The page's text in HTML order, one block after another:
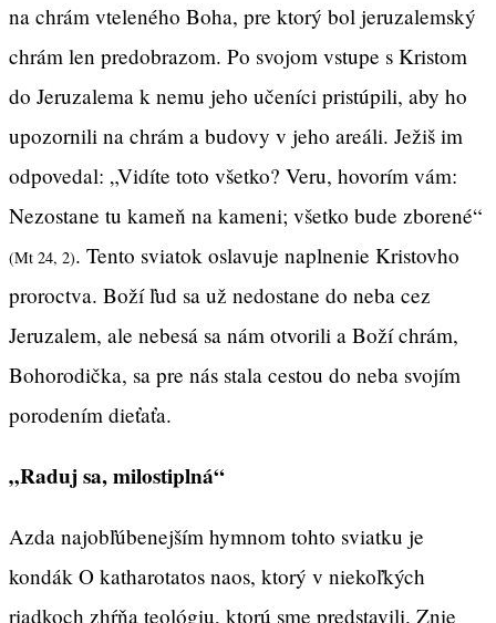
na chrám vteleného Boha, pre ktorý bol jeruzalemský
chrám len predobrazom. Po svojom vstupe s Kristom
do Jeruzalema k nemu jeho učeníci pristúpili, aby ho
upozornili na chrám a budovy v jeho areáli. Ježiš im
odpovedal: „Vidíte toto všetko? Veru, hovorím vám:
Nezostane tu kameň na kameni; všetko bude zborené“
(Mt 24, 2). Tento sviatok oslavuje naplnenie Kristovho
proroctva. Boží ľud sa už nedostane do neba cez
Jeruzalem, ale nebesá sa nám otvorili a Boží chrám,
Bohorodička, sa pre nás stala cestou do neba svojím
porodením dieťaťa.
„Raduj sa, milostiplná“
Azda najobľúbenejším hymnom tohto sviatku je
kondák O katharotatos naos, ktorý v niekoľkých
riadkoch zhŕňa teológiu, ktorú sme predstavili. Znie